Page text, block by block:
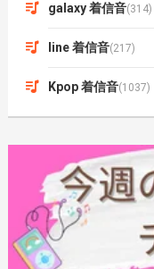
galaxy 着信音(314)
line 着信音(217)
Kpop 着信音(1037)